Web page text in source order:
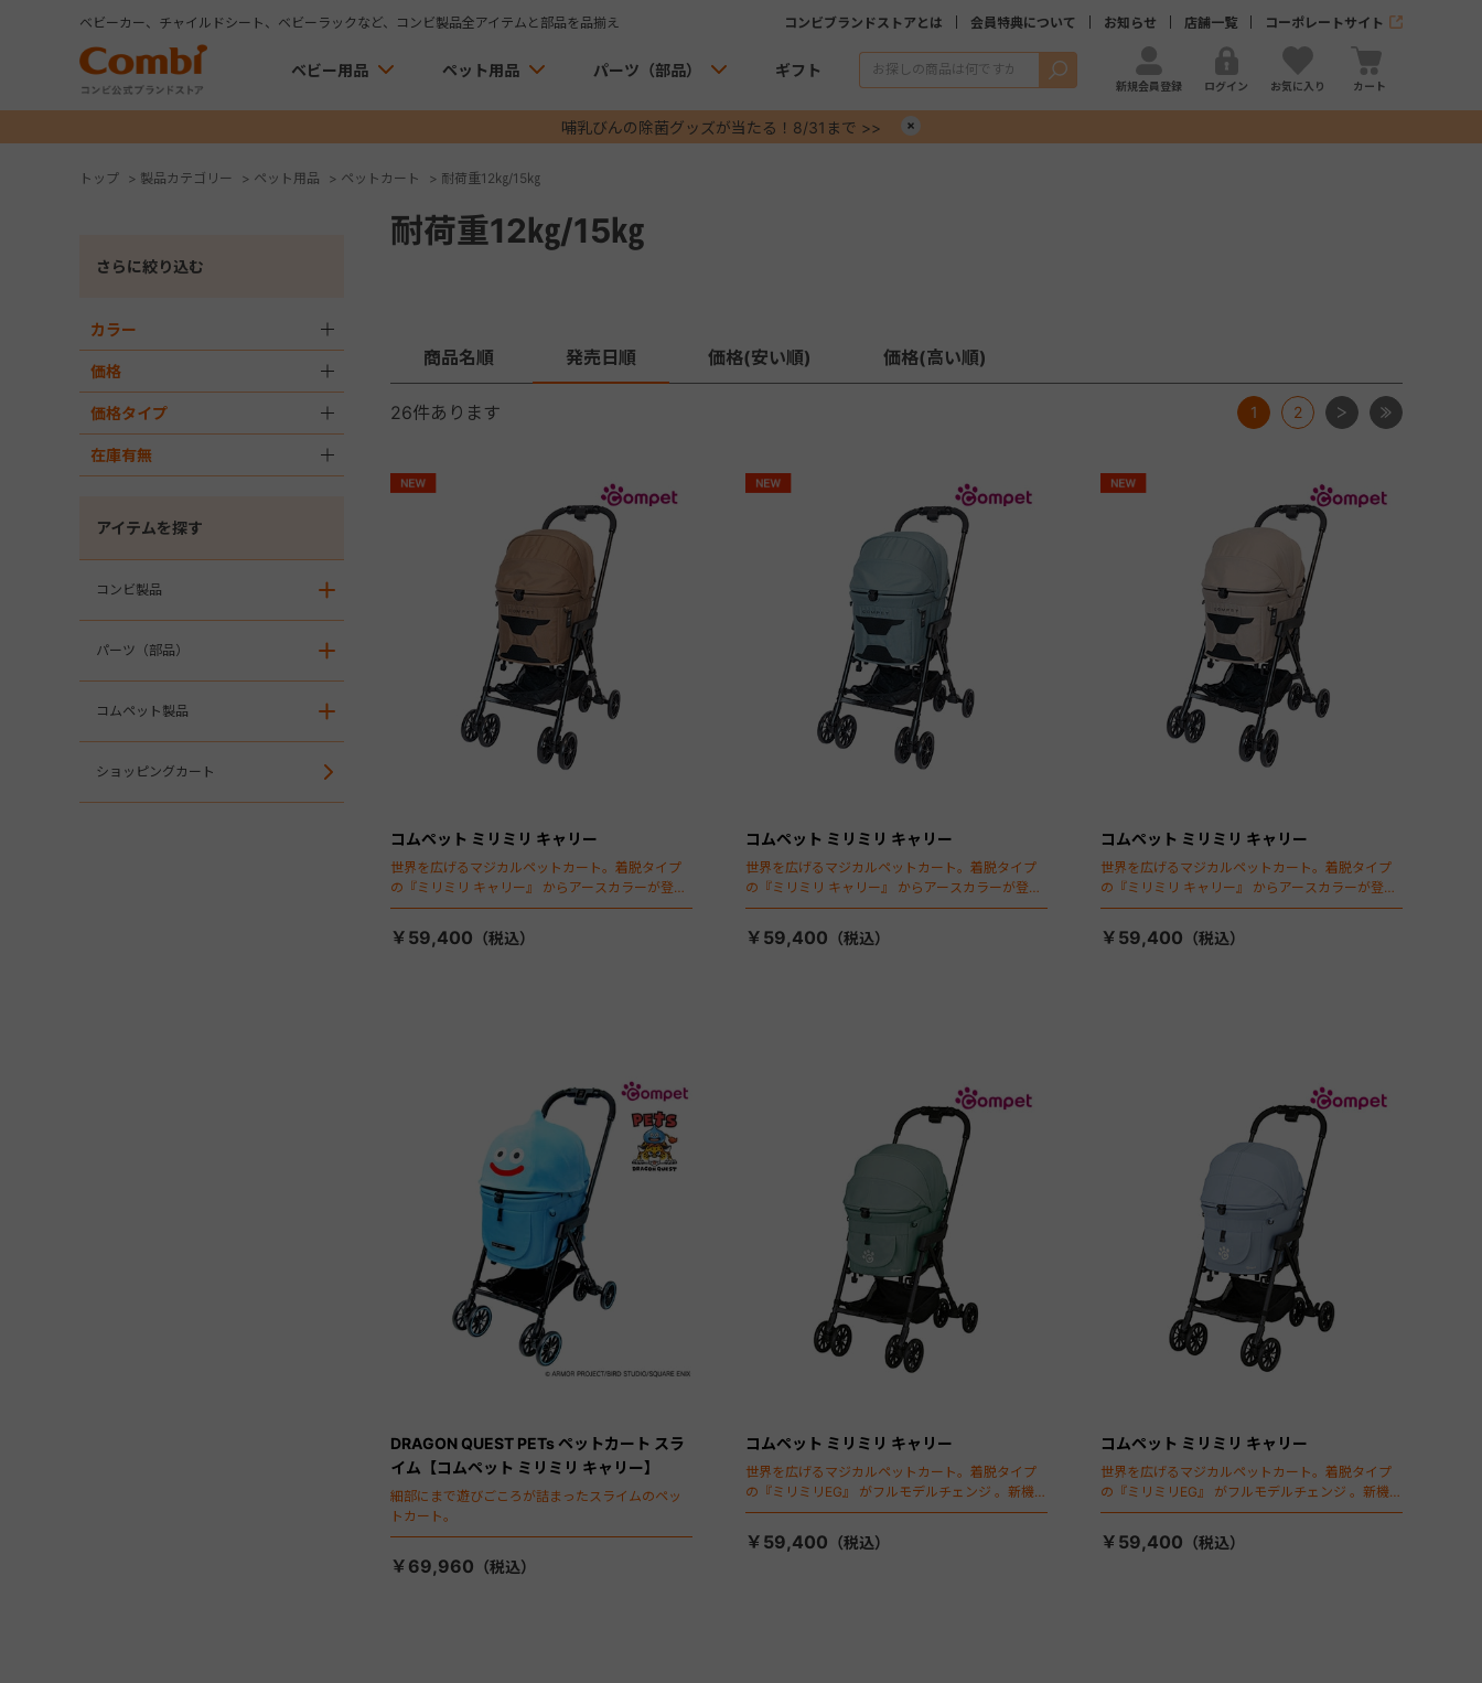
ベビーカー、チャイルドシート、ベビーラックなど、コンビ製品全アイテムと部品を品揃え コンビブランドストアとは 会員特典について お知らせ 店舗一覧 コーポレートサイト
ベビー用品 ペット用品 パーツ（部品） ギフト 検索
新規会員登録 ログイン お気に入り カート
哺乳びんの除菌グッズが当たる！8/31まで >>
トップ > 製品カテゴリー > ペット用品 > ペットカート > 耐荷重12㎏/15㎏
さらに絞り込む
カラー
価格
価格タイプ
在庫有無
アイテムを探す
コンビ製品
パーツ（部品）
コムペット製品
ショッピングカート
耐荷重12㎏/15㎏
商品名順 発売日順 価格(安い順) 価格(高い順)
26件あります 1 2 次 最後
コムペット ミリミリ キャリー
世界を広げるマジカルペットカート。着脱タイプ
の『ミリミリ キャリー』 からアースカラーが登
場！
￥59,400
コムペット ミリミリ キャリー
世界を広げるマジカルペットカート。着脱タイプ
の『ミリミリ キャリー』 からアースカラーが登
場！
￥59,400
コムペット ミリミリ キャリー
世界を広げるマジカルペットカート。着脱タイプ
の『ミリミリ キャリー』 からアースカラーが登
場！
￥59,400
DRAGON QUEST PETs ペットカート スラ
イム【コムペット ミリミリ キャリー】
細部にまで遊びごころが詰まったスライムのペッ
トカート。
￥69,960
コムペット ミリミリ キャリー
世界を広げるマジカルペットカート。着脱タイプ
の『ミリミリEG』 がフルモデルチェンジ 。新機能
「マジカルフォールディング」搭載
￥59,400
コムペット ミリミリ キャリー
世界を広げるマジカルペットカート。着脱タイプ
の『ミリミリEG』 がフルモデルチェンジ 。新機能
「マジカルフォールディング」搭載
￥59,400